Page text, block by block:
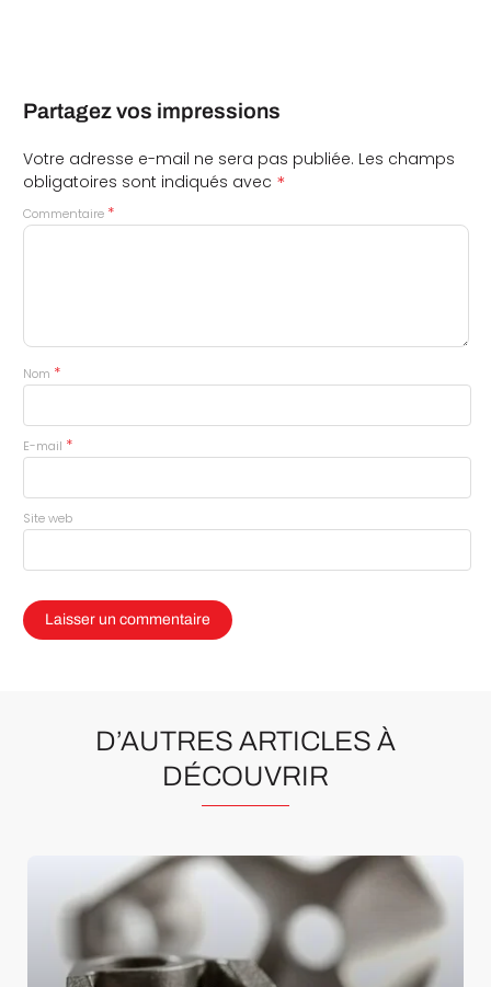
Partagez vos impressions
Votre adresse e-mail ne sera pas publiée. Les champs
obligatoires sont indiqués avec *
Commentaire *
Nom *
E-mail *
Site web
D’AUTRES ARTICLES À
DÉCOUVRIR